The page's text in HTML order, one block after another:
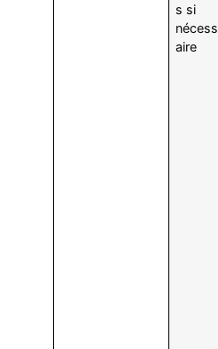
s si
nécess
aire